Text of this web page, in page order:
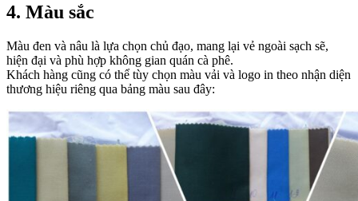
4. Màu sắc
Màu đen và nâu là lựa chọn chủ đạo, mang lại vẻ ngoài sạch sẽ,
hiện đại và phù hợp không gian quán cà phê.
Khách hàng cũng có thể tùy chọn màu vải và logo in theo nhận diện
thương hiệu riêng qua bảng màu sau đây: